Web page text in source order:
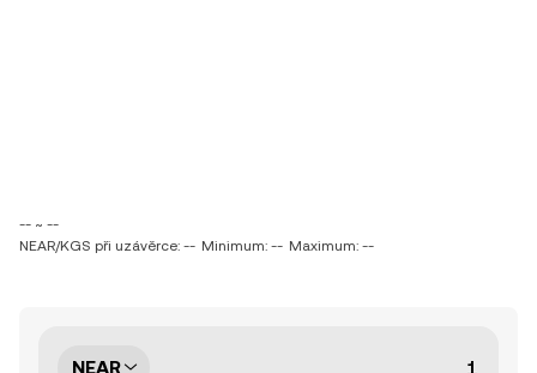
-- ~ --
NEAR/KGS při uzávěrce: -- Minimum: -- Maximum: --
NEAR